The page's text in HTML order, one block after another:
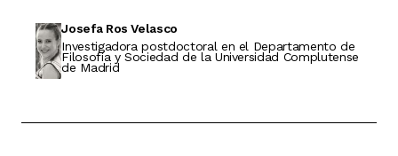
Josefa Ros Velasco
Investigadora postdoctoral en el Departamento de
Filosofía y Sociedad de la Universidad Complutense
de Madrid